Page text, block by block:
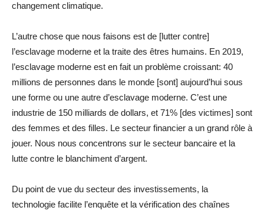
changement climatique.
L’autre chose que nous faisons est de [lutter contre]
l’esclavage moderne et la traite des êtres humains. En 2019,
l’esclavage moderne est en fait un problème croissant: 40
millions de personnes dans le monde [sont] aujourd’hui sous
une forme ou une autre d’esclavage moderne. C’est une
industrie de 150 milliards de dollars, et 71% [des victimes] sont
des femmes et des filles. Le secteur financier a un grand rôle à
jouer. Nous nous concentrons sur le secteur bancaire et la
lutte contre le blanchiment d’argent.
Du point de vue du secteur des investissements, la
technologie facilite l’enquête et la vérification des chaînes